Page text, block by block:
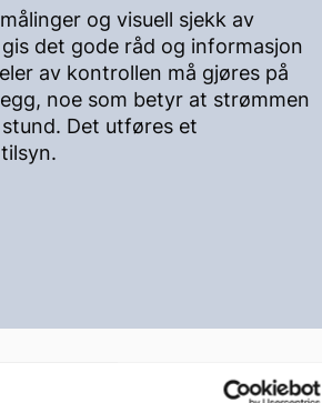
og visuell sjekk av
det gode råd og informasjon
av kontrollen må gjøres på
noe som betyr at strømmen
Det utføres et
det som sjekkes: